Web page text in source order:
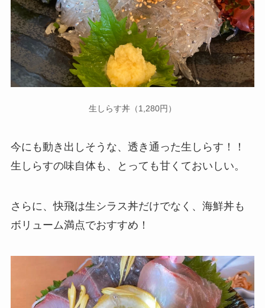
生しらす丼（1,280円）
今にも動き出しそうな、透き通った生しらす！！
生しらすの味自体も、とっても甘くておいしい。
さらに、快飛は生シラス丼だけでなく、海鮮丼も
ボリューム満点でおすすめ！